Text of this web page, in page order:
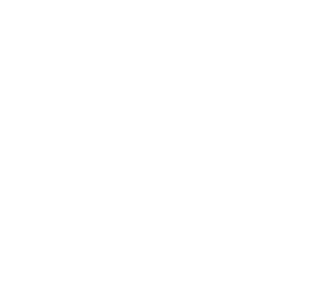
a törmeléket, a növényeket
vagy kerti projektekhez. A